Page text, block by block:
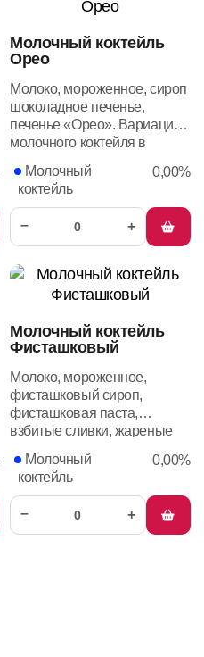
Молочный коктейль
Орео
Молоко, мороженное, сироп
шоколадное печенье,
печенье «Орео». Вариация
молочного коктейля в
украшен знаменитым
печеньем
Молочный
коктейль
0,00%
– +
Молочный коктейль
Фисташковый
Молоко, мороженное,
фисташковый сироп,
фисташковая паста,
взбитые сливки, жареные
украшение.
Молочный
коктейль
0,00%
– +